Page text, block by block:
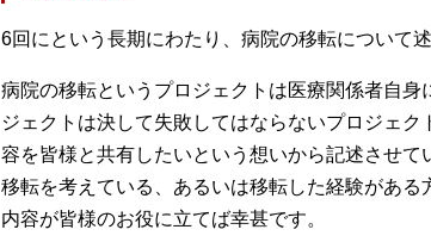
6回にという長期にわたり、病院の移転について
病院の移転というプロジェクトは医療関係者自
ジェクトは決して失敗してはならないプロジェ
容を皆様と共有したいという想いから記述させ
移転を考えている、あるいは移転した経験があ
内容が皆様のお役に立てば幸甚です。